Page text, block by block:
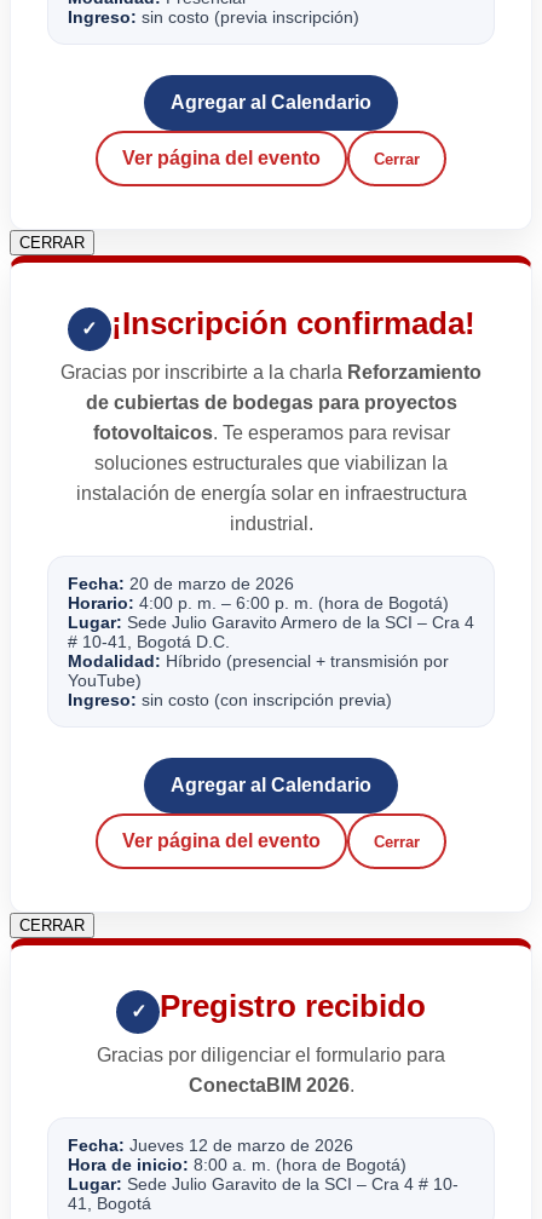
Ingreso: sin costo (previa inscripción)
Agregar al Calendario
Ver página del evento Cerrar
CERRAR
✓ ¡Inscripción confirmada!
Gracias por inscribirte a la charla Reforzamiento
de cubiertas de bodegas para proyectos
fotovoltaicos. Te esperamos para revisar
soluciones estructurales que viabilizan la
instalación de energía solar en infraestructura
industrial.
Fecha: 20 de marzo de 2026
Horario: 4:00 p. m. – 6:00 p. m. (hora de Bogotá)
Lugar: Sede Julio Garavito Armero de la SCI – Cra 4
# 10-41, Bogotá D.C.
Modalidad: Híbrido (presencial + transmisión por
YouTube)
Ingreso: sin costo (con inscripción previa)
Agregar al Calendario
Ver página del evento Cerrar
CERRAR
✓ Pregistro recibido
Gracias por diligenciar el formulario para
ConectaBIM 2026.
Fecha: Jueves 12 de marzo de 2026
Hora de inicio: 8:00 a. m. (hora de Bogotá)
Lugar: Sede Julio Garavito de la SCI – Cra 4 # 10-
41, Bogotá